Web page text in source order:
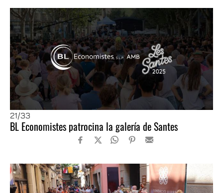
21/33
BL Economistes patrocina la galería de Santes